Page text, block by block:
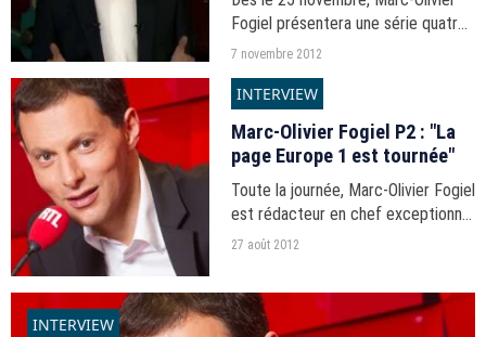
Fogiel présentera une série quatre
documentaires sur Discovery
le monde". Découvrez la bande-
7 novembre 2012
INTERVIEW
Marc-Olivier Fogiel P2 : "La
page Europe 1 est tournée"
Toute la journée, Marc-Olivier Fogiel
est rédacteur en chef exceptionnel
de puremedias.com. La P1 : son
27 août 2012
INTERVIEW